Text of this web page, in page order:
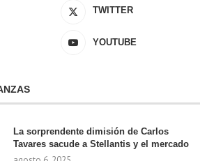
TWITTER
YOUTUBE
La sorprendente dimisión de Carlos
Tavares sacude a Stellantis y el mercado